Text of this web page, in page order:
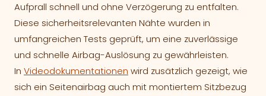
Aufprall schnell und ohne Verzögerung zu entfalten.
Diese sicherheitsrelevanten Nähte wurden in
umfangreichen Tests geprüft, um eine zuverlässige
und schnelle Airbag-Auslösung zu gewährleisten.
In Videodokumentationen wird zusätzlich gezeigt, wie
sich ein Seitenairbag auch mit montiertem Sitzbezug